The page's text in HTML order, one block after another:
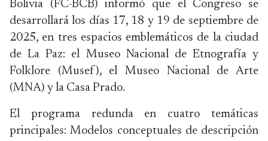
Bolivia (FC-BCB) informó que el Congreso se
desarrollará los días 17, 18 y 19 de septiembre de
2025, en tres espacios emblemáticos de la ciudad
de La Paz: el Museo Nacional de Etnografía y
Folklore (Musef), el Museo Nacional de Arte
(MNA) y la Casa Prado.
El programa redunda en cuatro temáticas
principales: Modelos conceptuales de descripción